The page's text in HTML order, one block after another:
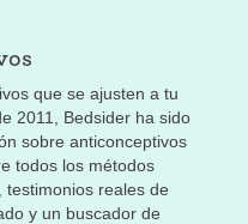
que se ajusten a tu
2011, Bedsider ha sido
sobre anticonceptivos
todos los métodos
testimonios reales de
y un buscador de